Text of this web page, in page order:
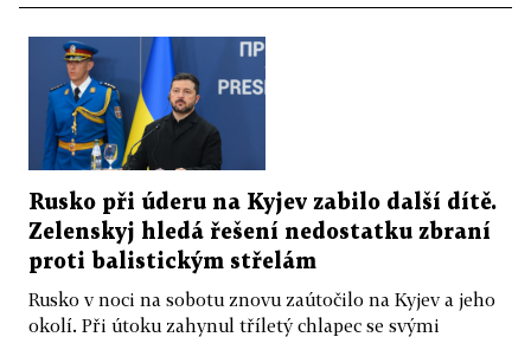
Rusko při úderu na Kyjev zabilo další dítě.
Zelenskyj hledá řešení nedostatku zbraní
proti balistickým střelám
Rusko v noci na sobotu znovu zaútočilo na Kyjev a jeho
okolí. Při útoku zahynul tříletý chlapec se svými